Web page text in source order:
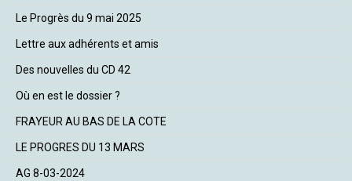
Le Progrès du 9 mai 2025
Lettre aux adhérents et amis
Des nouvelles du CD 42
Où en est le dossier ?
FRAYEUR AU BAS DE LA COTE
LE PROGRES DU 13 MARS
AG 8-03-2024